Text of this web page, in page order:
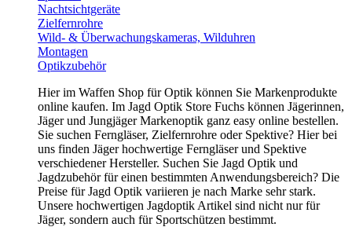
Nachtsichtgeräte
Zielfernrohre
Wild- & Überwachungskameras, Wilduhren
Montagen
Optikzubehör
Hier im Waffen Shop für Optik können Sie Markenprodukte
online kaufen. Im Jagd Optik Store Fuchs können Jägerinnen,
Jäger und Jungjäger Markenoptik ganz easy online bestellen.
Sie suchen Ferngläser, Zielfernrohre oder Spektive? Hier bei
uns finden Jäger hochwertige Ferngläser und Spektive
verschiedener Hersteller. Suchen Sie Jagd Optik und
Jagdzubehör für einen bestimmten Anwendungsbereich? Die
Preise für Jagd Optik variieren je nach Marke sehr stark.
Unsere hochwertigen Jagdoptik Artikel sind nicht nur für
Jäger, sondern auch für Sportschützen bestimmt.